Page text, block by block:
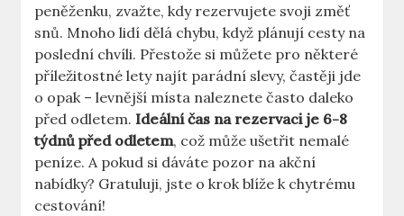
peněženku, zvažte, kdy rezervujete svoji změť
snů. Mnoho lidí dělá chybu, když plánují cesty na
poslední chvíli. Přestože si můžete pro některé
příležitostné lety najít parádní slevy, častěji jde
o opak – levnější místa naleznete často daleko
před odletem.Ideální čas na rezervaci je 6-8
týdnů před odletem, což může ušetřit nemalé
peníze. A pokud si dáváte pozor na akční
nabídky? Gratuluji, jste o krok blíže k chytrému
cestování!